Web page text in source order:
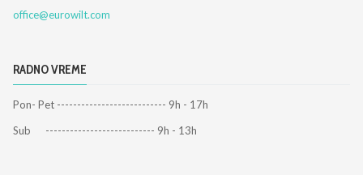
office@eurowilt.com
RADNO VREME
Pon- Pet --------------------------- 9h - 17h
Sub --------------------------- 9h - 13h